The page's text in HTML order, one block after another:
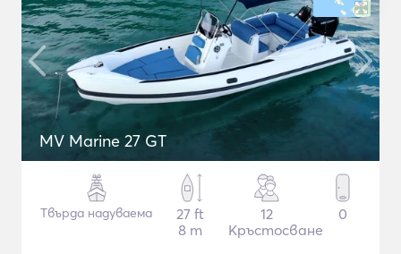
MV Marine 27 GT
Твърда надуваема
27 ft
8 m
12
Кръстосване
0